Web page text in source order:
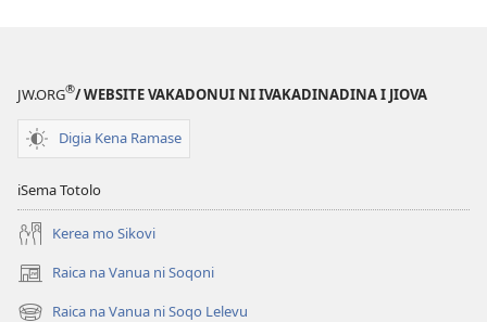
JW.ORG®/ WEBSITE VAKADONUI NI IVAKADINADINA I JIOVA
Digia Kena Ramase
iSema Totolo
Kerea mo Sikovi
Raica na Vanua ni Soqoni
(opens
new
Raica na Vanua ni Soqo Lelevu